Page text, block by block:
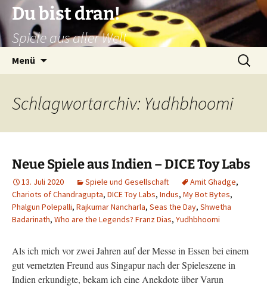
Zum
Inhalt
springen
Du bist dran!
Spiele aus aller Welt
Menü
Suchen
nach:
Schlagwortarchiv: Yudhbhoomi
Neue Spiele aus Indien – DICE Toy Labs
13. Juli 2020 Spiele und Gesellschaft Amit Ghadge,
Chariots of Chandragupta, DICE Toy Labs, Indus, My Bot Bytes,
Phalgun Polepalli, Rajkumar Nancharla, Seas the Day, Shwetha
Badarinath, Who are the Legends? Franz Dias, Yudhbhoomi
Als ich mich vor zwei Jahren auf der Messe in Essen bei einem
gut vernetzten Freund aus Singapur nach der Spieleszene in
Indien erkundigte, bekam ich eine Anekdote über Varun